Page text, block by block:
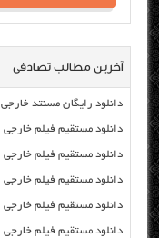
آخرین مطالب تصادفی
دانلود رایگان مسنتد خارجی Britney Ever After 2017 با لینک مستقیم
دانلود مستقیم فیلم خارجی OK Jaanu 2017 از سرور سایت
دانلود مستقیم فیلم خارجی John Wick: Chapter 2 2017 از سرور سایت
دانلود مستقیم فیلم خارجی Cross Wars 2017 از سرور سایت
دانلود مستقیم فیلم خارجی Fifty Shades Darker 2017 از سرور سایت
دانلود مستقیم فیلم خارجی From Straight As 2017 از سرور سایت